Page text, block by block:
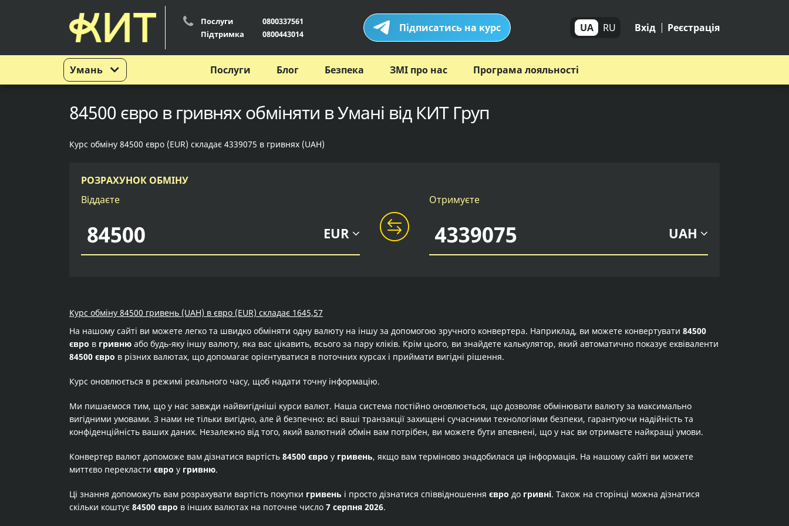
Умань
Послуги
0800337561
Підтримка
0800443014 Підписатись на курс UA RU Вхід Реєстрація
Послуги Блог Безпека ЗМІ про нас Програма лояльності
84500 євро в гривнях обміняти в Умані від КИТ Груп
Курс обміну 84500 євро (EUR) складає 4339075 в гривнях (UAH)
РОЗРАХУНОК ОБМІНУ
Віддаєте
EUR
Отримуєте
UAH
Курс обміну 84500 гривень (UAH) в євро (EUR) складає 1645,57
На нашому сайті ви можете легко та швидко обміняти одну валюту на іншу за допомогою зручного конвертера. Наприклад, ви можете конвертувати 84500
євро в гривню або будь-яку іншу валюту, яка вас цікавить, всього за пару кліків. Крім цього, ви знайдете калькулятор, який автоматично показує еквіваленти
84500 євро в різних валютах, що допомагає орієнтуватися в поточних курсах і приймати вигідні рішення.
Курс оновлюється в режимі реального часу, щоб надати точну інформацію.
Ми пишаємося тим, що у нас завжди найвигідніші курси валют. Наша система постійно оновлюється, що дозволяє обмінювати валюту за максимально
вигідними умовами. З нами не тільки вигідно, але й безпечно: всі ваші транзакції захищені сучасними технологіями безпеки, гарантуючи надійність та
конфіденційність ваших даних. Незалежно від того, який валютний обмін вам потрібен, ви можете бути впевнені, що у нас ви отримаєте найкращі умови.
Конвертер валют допоможе вам дізнатися вартість 84500 євро у гривень, якщо вам терміново знадобилася ця інформація. На нашому сайті ви можете
миттєво перекласти євро у гривню.
Ці знання допоможуть вам розрахувати вартість покупки гривень і просто дізнатися співвідношення євро до гривні. Також на сторінці можна дізнатися
скільки коштує 84500 євро в інших валютах на поточне число 7 серпня 2026.